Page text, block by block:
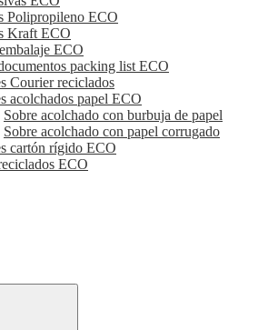
Polipropileno ECO
Kraft ECO
ECO
packing list ECO
Courier reciclados
acolchados papel ECO
Sobre acolchado con burbuja de papel
Sobre acolchado con papel corrugado
cartón rígido ECO
ECO